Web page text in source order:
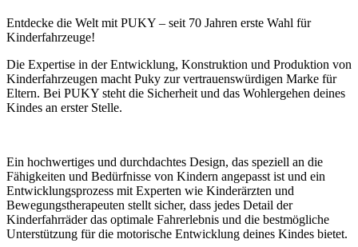
Entdecke die Welt mit PUKY – seit 70 Jahren erste Wahl für
Kinderfahrzeuge!
Die Expertise in der Entwicklung, Konstruktion und Produktion von
Kinderfahrzeugen macht Puky zur vertrauenswürdigen Marke für
Eltern. Bei PUKY steht die Sicherheit und das Wohlergehen deines
Kindes an erster Stelle.
Ein hochwertiges und durchdachtes Design, das speziell an die
Fähigkeiten und Bedürfnisse von Kindern angepasst ist und ein
Entwicklungsprozess mit Experten wie Kinderärzten und
Bewegungstherapeuten stellt sicher, dass jedes Detail der
Kinderfahrräder das optimale Fahrerlebnis und die bestmögliche
Unterstützung für die motorische Entwicklung deines Kindes bietet.